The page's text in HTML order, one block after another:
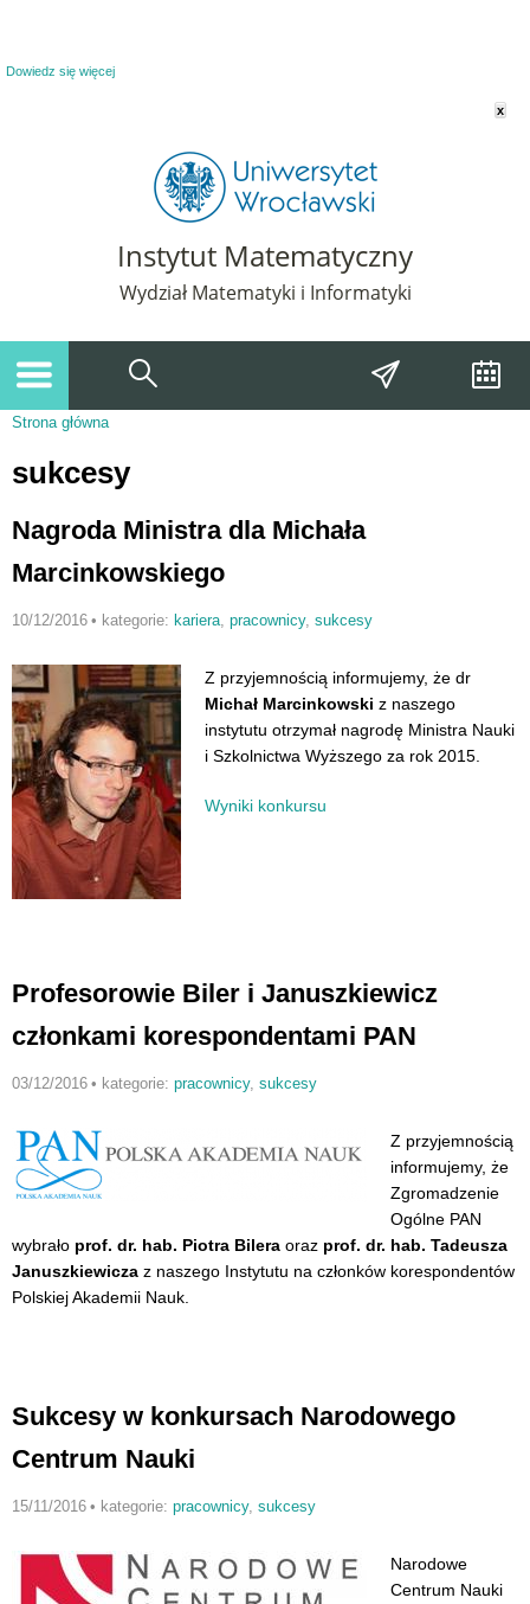
Dowiedz się więcej
x
Instytut Matematyczny
Wydział Matematyki i Informatyki
Strona główna
sukcesy
Nagroda Ministra dla Michała
Marcinkowskiego
10/12/2016 • kategorie: kariera, pracownicy, sukcesy
Z przyjemnością informujemy, że dr
Michał Marcinkowski z naszego
instytutu otrzymał nagrodę Ministra Nauki
i Szkolnictwa Wyższego za rok 2015.
Wyniki konkursu
Profesorowie Biler i Januszkiewicz
członkami korespondentami PAN
03/12/2016 • kategorie: pracownicy, sukcesy
Z przyjemnością
informujemy, że
Zgromadzenie
Ogólne PAN
wybrało prof. dr. hab. Piotra Bilera oraz prof. dr. hab. Tadeusza
Januszkiewicza z naszego Instytutu na członków korespondentów
Polskiej Akademii Nauk.
Sukcesy w konkursach Narodowego
Centrum Nauki
15/11/2016 • kategorie: pracownicy, sukcesy
Narodowe
Centrum Nauki